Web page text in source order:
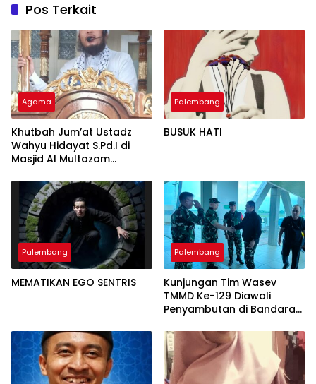
Pos Terkait
Agama
Khutbah Jum’at Ustadz
Wahyu Hidayat S.Pd.I di
Masjid Al Multazam
Tempat Ujian
Palembang
BUSUK HATI
Palembang
MEMATIKAN EGO SENTRIS
Palembang
Kunjungan Tim Wasev
TMMD Ke-129 Diawali
Penyambutan di Bandara